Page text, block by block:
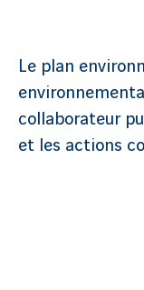
Le plan
collaborateur
et les actions